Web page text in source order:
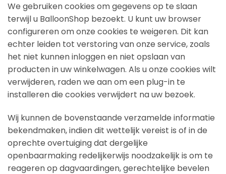
We gebruiken cookies om gegevens op te slaan
terwijl u BalloonShop bezoekt. U kunt uw browser
configureren om onze cookies te weigeren. Dit kan
echter leiden tot verstoring van onze service, zoals
het niet kunnen inloggen en niet opslaan van
producten in uw winkelwagen. Als u onze cookies wilt
verwijderen, raden we aan om een plug-in te
installeren die cookies verwijdert na uw bezoek.
Wij kunnen de bovenstaande verzamelde informatie
bekendmaken, indien dit wettelijk vereist is of in de
oprechte overtuiging dat dergelijke
openbaarmaking redelijkerwijs noodzakelijk is om te
reageren op dagvaardingen, gerechtelijke bevelen